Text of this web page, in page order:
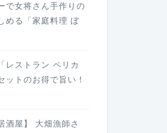
で女将さん手作りの
める「家庭料理 ぼ
レストラン ペリカ
ットのお得で旨い！
酒屋】 大畑漁師さ